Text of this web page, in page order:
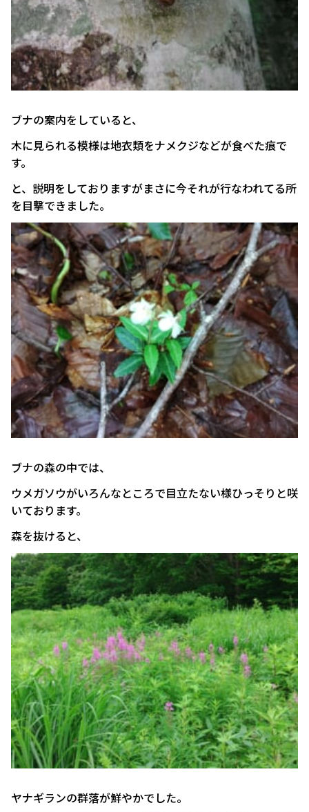
ブナの案内をしていると、
木に見られる模様は地衣類をナメクジなどが食べた痕で
す。
と、説明をしておりますがまさに今それが行なわれてる所
を目撃できました。
ブナの森の中では、
ウメガソウがいろんなところで目立たない様ひっそりと咲
いております。
森を抜けると、
ヤナギランの群落が鮮やかでした。